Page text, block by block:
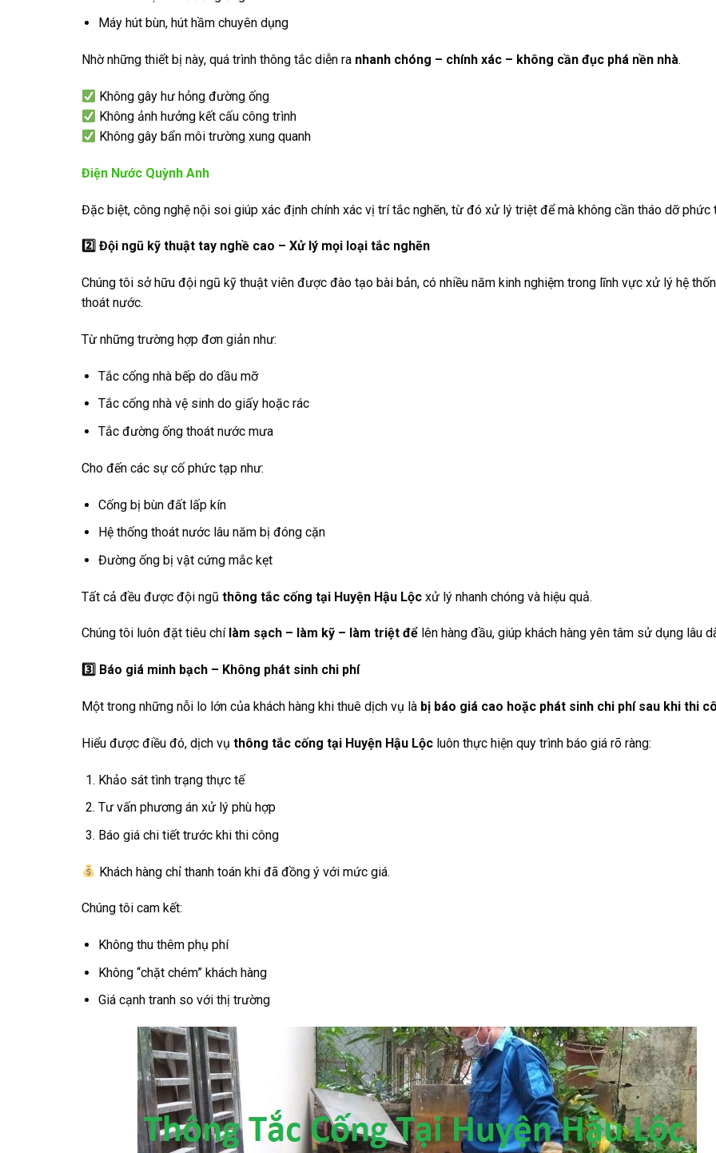
Máy hút bùn, hút hầm chuyên dụng
Nhờ những thiết bị này, quá trình thông tắc diễn ra nhanh chóng – chính xác – không cần đục phá nền nhà.
Không gây hư hỏng đường ống
Không ảnh hưởng kết cấu công trình
Không gây bẩn môi trường xung quanh
Điện Nước Quỳnh Anh
Đặc biệt, công nghệ nội soi giúp xác định chính xác vị trí tắc nghẽn, từ đó xử lý triệt để mà không cần tháo dỡ phức
2️ Đội ngũ kỹ thuật tay nghề cao – Xử lý mọi loại tắc nghẽn
Chúng tôi sở hữu đội ngũ kỹ thuật viên được đào tạo bài bản, có nhiều năm kinh nghiệm trong lĩnh vực xử lý hệ
thoát nước.
Từ những trường hợp đơn giản như:
Tắc cống nhà bếp do dầu mỡ
Tắc cống nhà vệ sinh do giấy hoặc rác
Tắc đường ống thoát nước mưa
Cho đến các sự cố phức tạp như:
Cống bị bùn đất lấp kín
Hệ thống thoát nước lâu năm bị đóng cặn
Đường ống bị vật cứng mắc kẹt
Tất cả đều được đội ngũ thông tắc cống tại Huyện Hậu Lộc xử lý nhanh chóng và hiệu quả.
Chúng tôi luôn đặt tiêu chí làm sạch – làm kỹ – làm triệt để lên hàng đầu, giúp khách hàng yên tâm sử dụng lâu
3️ Báo giá minh bạch – Không phát sinh chi phí
Một trong những nỗi lo lớn của khách hàng khi thuê dịch vụ là bị báo giá cao hoặc phát sinh chi phí sau khi thi
Hiểu được điều đó, dịch vụ thông tắc cống tại Huyện Hậu Lộc luôn thực hiện quy trình báo giá rõ ràng:
Khảo sát tình trạng thực tế
Tư vấn phương án xử lý phù hợp
Báo giá chi tiết trước khi thi công
Khách hàng chỉ thanh toán khi đã đồng ý với mức giá.
Chúng tôi cam kết:
Không thu thêm phụ phí
Không “chặt chém” khách hàng
Giá cạnh tranh so với thị trường